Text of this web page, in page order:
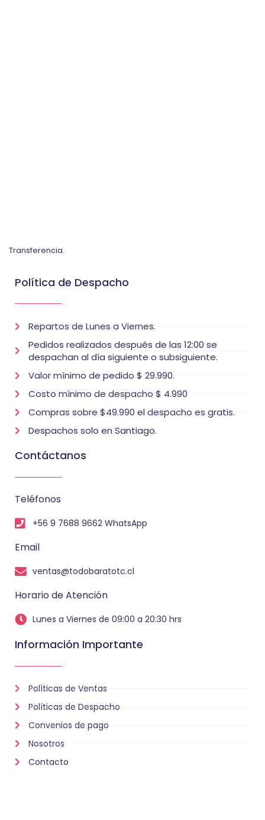
Transferencia.
Política de Despacho
Repartos de Lunes a Viernes.
Pedidos realizados después de las 12:00 se
despachan al día siguiente o subsiguiente.
Valor mínimo de pedido $ 29.990.
Costo mínimo de despacho $ 4.990
Compras sobre $49.990 el despacho es gratis.
Despachos solo en Santiago.
Contáctanos
Teléfonos
+56 9 7688 9662 WhatsApp
Email
ventas@todobaratotc.cl
Horario de Atención
Lunes a Viernes de 09:00 a 20:30 hrs
Información Importante
Políticas de Ventas
Políticas de Despacho
Convenios de pago
Nosotros
Contacto